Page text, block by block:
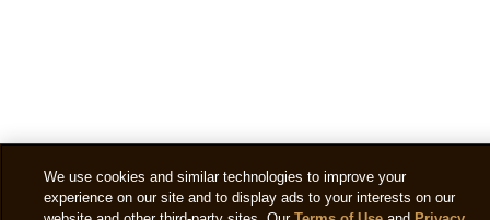
We use cookies and similar technologies to improve your
experience on our site and to display ads to your interests on our